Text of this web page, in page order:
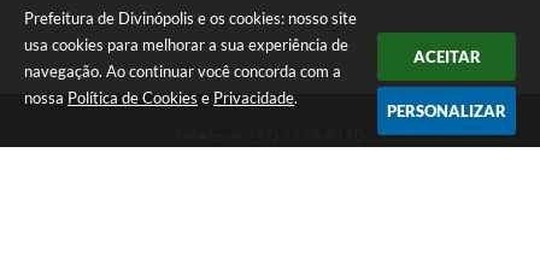
Prefeitura de Divinópolis e os cookies: nosso site
usa cookies para melhorar a sua experiência de
navegação. Ao continuar você concorda com a
nossa Política de Cookies e Privacidade.
ACEITAR
PERSONALIZAR